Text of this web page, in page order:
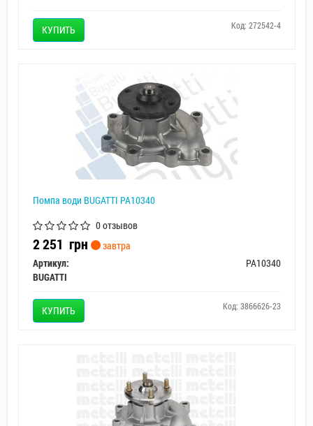
КУПИТЬ Код: 272542-4
Помпа води BUGATTI PA10340
0 отзывов
2 251 грн
завтра
Артикул:
PA10340
BUGATTI
КУПИТЬ Код: 3866626-23